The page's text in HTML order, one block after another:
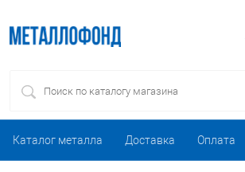
Каталог металла Доставка Оплата